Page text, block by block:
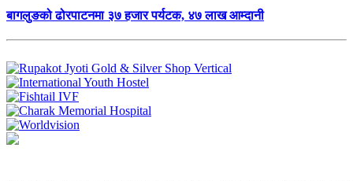
बागलुङको ढोरपाटनमा ३७ हजार पर्यटक, ४७ लाख आम्दानी